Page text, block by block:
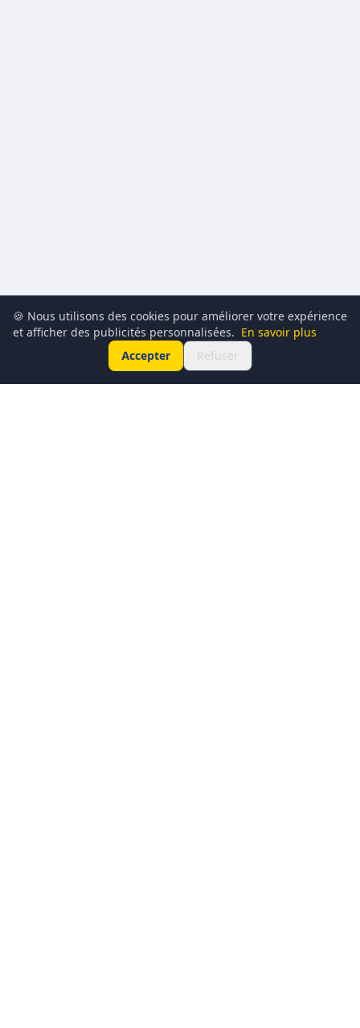
🍪 Nous utilisons des cookies pour améliorer votre expérience
et afficher des publicités personnalisées. En savoir plus
Accepter
Refuser